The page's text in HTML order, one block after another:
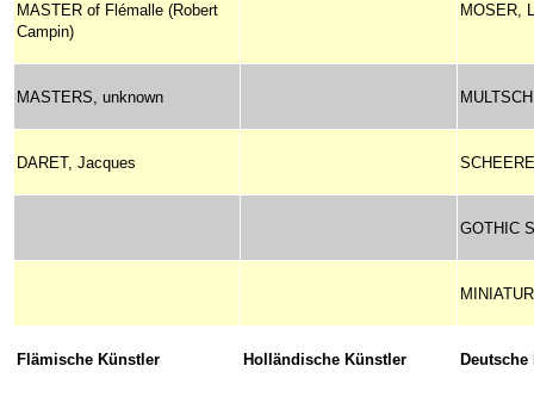
MASTER of Flémalle (Robert
Campin)
MOSER,
MASTERS, unknown
DARET, Jacques
GOTHIC
Flämische Künstler Holländische Künstler